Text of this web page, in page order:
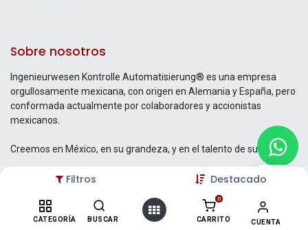
Filtros Destacado
CATEGORÍA BUSCAR
0
CARRITO CUENTA
Sobre nosotros
Ingenieurwesen Kontrolle Automatisierung® es una empresa
orgullosamente mexicana, con origen en Alemania y España, pero
conformada actualmente por colaboradores y accionistas
mexicanos.
Creemos en México, en su grandeza, y en el talento de su gente.
Contáctenos